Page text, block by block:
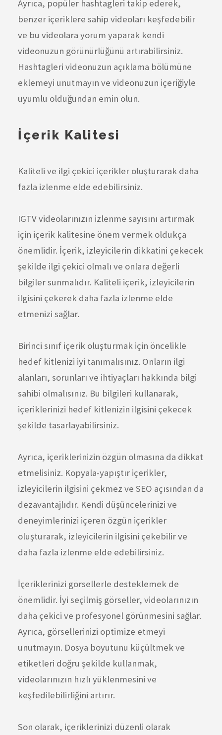
Ayrıca, popüler hashtagleri takip ederek,
benzer içeriklere sahip videoları keşfedebilir
ve bu videolara yorum yaparak kendi
videonuzun görünürlüğünü artırabilirsiniz.
Hashtagleri videonuzun açıklama bölümüne
eklemeyi unutmayın ve videonuzun içeriğiyle
uyumlu olduğundan emin olun.
İçerik Kalitesi
Kaliteli ve ilgi çekici içerikler oluşturarak daha
fazla izlenme elde edebilirsiniz.
IGTV videolarınızın izlenme sayısını artırmak
için içerik kalitesine önem vermek oldukça
önemlidir. İçerik, izleyicilerin dikkatini çekecek
şekilde ilgi çekici olmalı ve onlara değerli
bilgiler sunmalıdır. Kaliteli içerik, izleyicilerin
ilgisini çekerek daha fazla izlenme elde
etmenizi sağlar.
Birinci sınıf içerik oluşturmak için öncelikle
hedef kitlenizi iyi tanımalısınız. Onların ilgi
alanları, sorunları ve ihtiyaçları hakkında bilgi
sahibi olmalısınız. Bu bilgileri kullanarak,
içeriklerinizi hedef kitlenizin ilgisini çekecek
şekilde tasarlayabilirsiniz.
Ayrıca, içeriklerinizin özgün olmasına da dikkat
etmelisiniz. Kopyala-yapıştır içerikler,
izleyicilerin ilgisini çekmez ve SEO açısından da
dezavantajlıdır. Kendi düşüncelerinizi ve
deneyimlerinizi içeren özgün içerikler
oluşturarak, izleyicilerin ilgisini çekebilir ve
daha fazla izlenme elde edebilirsiniz.
İçeriklerinizi görsellerle desteklemek de
önemlidir. İyi seçilmiş görseller, videolarınızın
daha çekici ve profesyonel görünmesini sağlar.
Ayrıca, görsellerinizi optimize etmeyi
unutmayın. Dosya boyutunu küçültmek ve
etiketleri doğru şekilde kullanmak,
videolarınızın hızlı yüklenmesini ve
keşfedilebilirliğini artırır.
Son olarak, içeriklerinizi düzenli olarak